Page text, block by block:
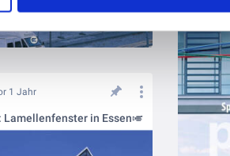
1 Jahr
Lamellenfenster in Essen🎺